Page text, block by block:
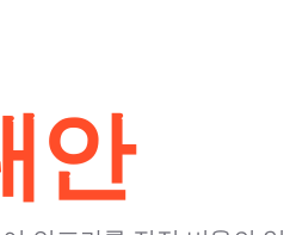
안